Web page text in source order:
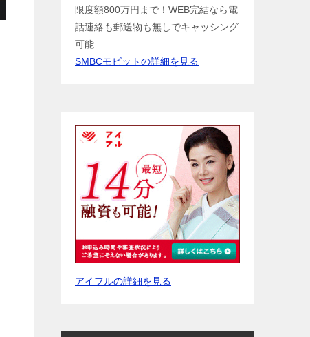
限度額800万円まで！WEB完結なら電
話連絡も郵送物も無しでキャッシング
可能
SMBCモビットの詳細を見る
アイフルの詳細を見る